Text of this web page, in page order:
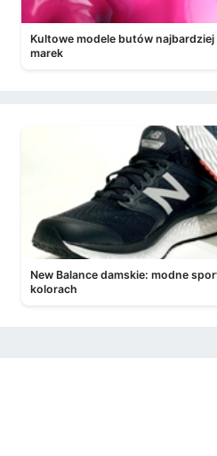
Kultowe modele butów
marek
New Balance damskie: modne
kolorach